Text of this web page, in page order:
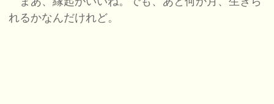
れるかなんだけれど。